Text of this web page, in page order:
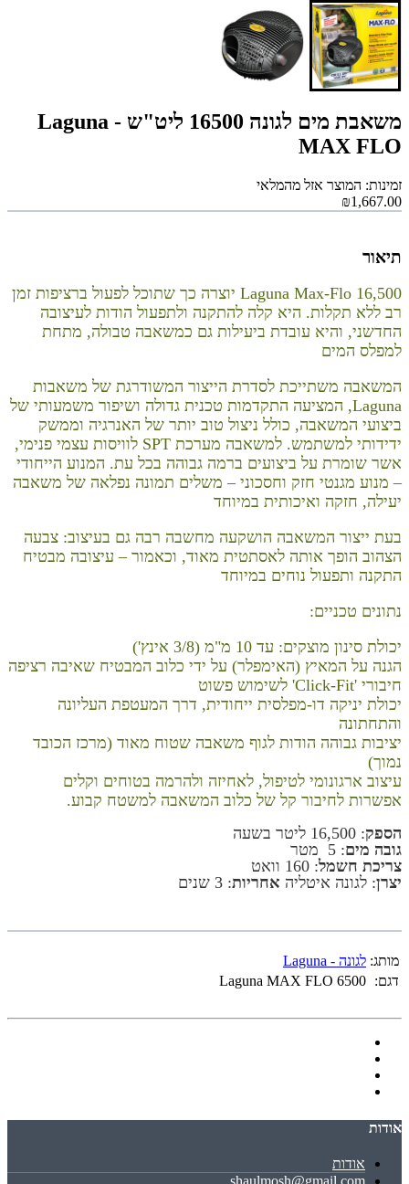
משאבת מים לגונה 16500 ליט"ש - Laguna
MAX FLO
זמינות: המוצר אזל מהמלאי
₪1,667.00
תיאור
Laguna Max-Flo 16,500 יוצרה כך שתוכל לפעול ברציפות זמן
רב ללא תקלות. היא קלה להתקנה ולתפעול הודות לעיצובה
החדשני, והיא עובדת ביעילות גם כמשאבה טבולה, מתחת
למפלס המים
המשאבה משתייכת לסדרת הייצור המשודרגת של משאבות
Laguna, המציעה התקדמות טכנית גדולה ושיפור משמעותי של
ביצועי המשאבה, כולל ניצול טוב יותר של האנרגיה וממשק
ידידותי למשתמש. למשאבה מערכת SPT לוויסות עצמי פנימי,
אשר שומרת על ביצועים ברמה גבוהה בכל עת. המנוע הייחודי
– מנוע מגנטי חזק וחסכוני – משלים תמונה נפלאה של משאבה
יעילה, חזקה ואיכותית במיוחד
בעת ייצור המשאבה הושקעה מחשבה רבה גם בעיצוב: צבעה
הצהוב הופך אותה לאסתטית מאוד, וכאמור – עיצובה מבטיח
התקנה ותפעול נוחים במיוחד
נתונים טכניים:
יכולת סינון מוצקים: עד 10 מ"מ (3/8 אינץ')
הגנה על המאיץ (האימפלר) על ידי כלוב המבטיח שאיבה רציפה
חיבורי 'Click-Fit' לשימוש פשוט
יכולת יניקה דו-מפלסית ייחודית, דרך המעטפת העליונה
והתחתונה
יציבות גבוהה הודות לגוף משאבה שטוח מאוד (מרכז הכובד
נמוך)
עיצוב ארגונומי לטיפול, לאחיזה ולהרמה בטוחים וקלים
אפשרות לחיבור קל של כלוב המשאבה למשטח קבוע.
הספק: 16,500 ליטר בשעה
גובה מים: 5 מטר
צריכת חשמל: 160 וואט
יצרן: לגונה איטליה אחריות: 3 שנים
מותג: לגונה - Laguna
דגם: Laguna MAX FLO 6500
אודות
אודות
shaulmosh@gmail.com